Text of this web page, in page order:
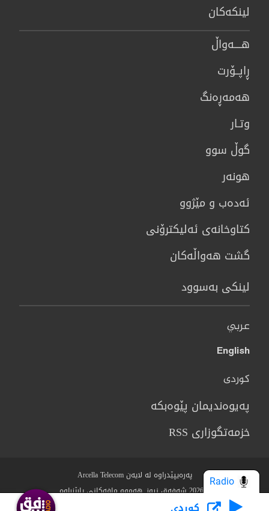
لینكەكان
هــــه‌واڵ
ڕاپــۆرت
هه‌مه‌ڕه‌نگ
وتـار
گوڵ سوو
هونه‌ر
ئەدەب و مێژوو
كتاوخانه‌ی ئه‌ليكترۆنی
گشت هەواڵەکان
لینکی بەسوود
عربي
English
کوردی
پەیوەندیمان پێوەبکە
خزمەتگوزاری RSS
پەرەیپێدراوە لە لایەن Arcella Telecom
Who we Are?
مەرج و رێساکان سیاسەتی پاراستنی نهێنی
Radio